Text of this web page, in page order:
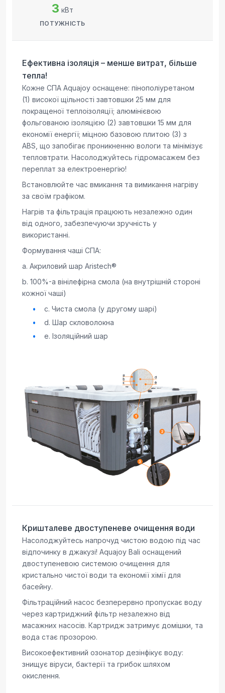
3 кВт
ПОТУЖНІСТЬ
Ефективна ізоляція – менше витрат, більше
тепла!
Кожне СПА Aquajoy оснащене: пінополіуретаном
(1) високої щільності завтовшки 25 мм для
покращеної теплоізоляції; алюмінієвою
фольгованою ізоляцією (2) завтовшки 15 мм для
економії енергії; міцною базовою плитою (3) з
ABS, що запобігає проникненню вологи та мінімізує
тепловтрати. Насолоджуйтесь гідромасажем без
переплат за електроенергію!
Встановлюйте час вмикання та вимикання нагріву
за своїм графіком.
Нагрів та фільтрація працюють незалежно один
від одного, забезпечуючи зручність у
використанні.
Формування чаші СПА:
a. Акриловий шар Aristech®
b. 100%-а вінілефірна смола (на внутрішній стороні
кожної чаші)
c. Чиста смола (у другому шарі)
d. Шар скловолокна
e. Ізоляційний шар
Кришталеве двоступеневе очищення води
Насолоджуйтесь напрочуд чистою водою під час
відпочинку в джакузі! Aquajoy Bali оснащений
двоступеневою системою очищення для
кристально чистої води та економії хімії для
басейну.
Фільтраційний насос безперервно пропускає воду
через картриджний фільтр незалежно від
масажних насосів. Картридж затримує домішки, та
вода стає прозорою.
Високоефективний озонатор дезінфікує воду:
знищує віруси, бактерії та грибок шляхом
окислення.